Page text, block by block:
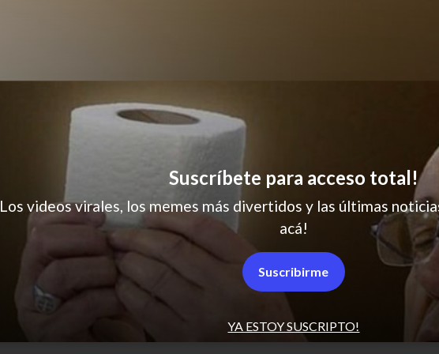
redes sociales
YA ESTOY SUSCRIPTO!
Suscríbete para acceso total!
Los videos virales, los memes más divertidos y las últimas
acá!
Suscribirme